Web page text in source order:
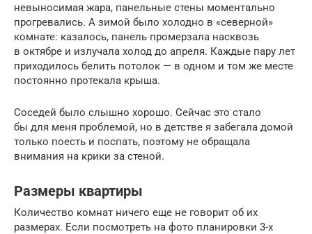
невыносимая жара, панельные стены моментально
прогревались. А зимой было холодно в «северной»
комнате: казалось, панель промерзала насквозь
в октябре и излучала холод до апреля. Каждые пару лет
приходилось белить потолок — в одном и том же месте
постоянно протекала крыша.
Соседей было слышно хорошо. Сейчас это стало
бы для меня проблемой, но в детстве я забегала домой
только поесть и поспать, поэтому не обращала
внимания на крики за стеной.
Размеры квартиры
Количество комнат ничего еще не говорит об их
размерах. Если посмотреть на фото планировки 3-х